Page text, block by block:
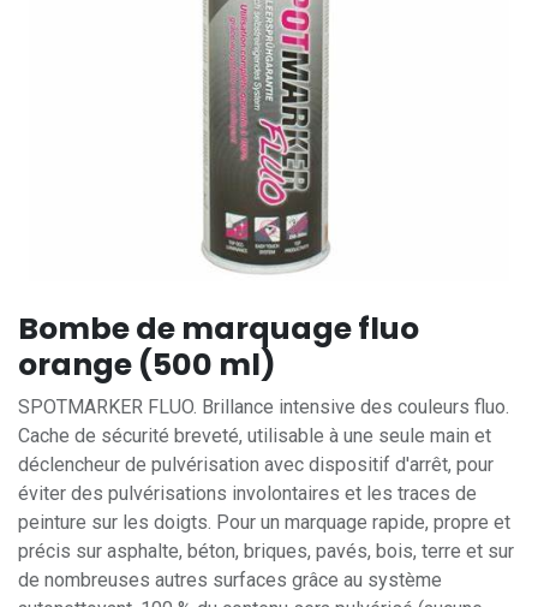
Bombe de marquage fluo
orange (500 ml)
SPOTMARKER FLUO. Brillance intensive des couleurs fluo.
Cache de sécurité breveté, utilisable à une seule main et
déclencheur de pulvérisation avec dispositif d'arrêt, pour
éviter des pulvérisations involontaires et les traces de
peinture sur les doigts. Pour un marquage rapide, propre et
précis sur asphalte, béton, briques, pavés, bois, terre et sur
de nombreuses autres surfaces grâce au système